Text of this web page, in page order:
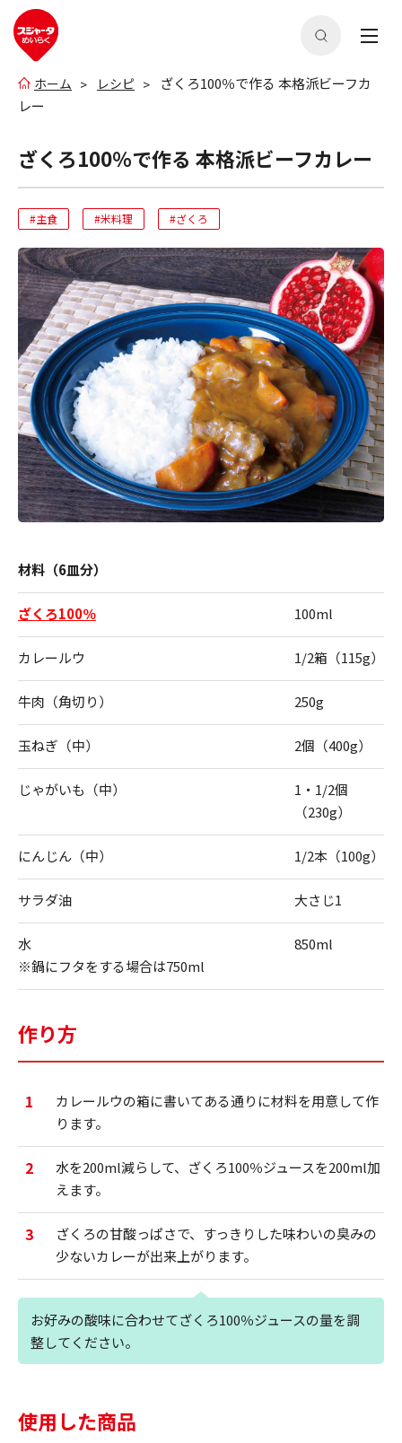
ホーム レシピ
ざくろ100％で作る 本格派ビーフカ
レー
ざくろ100％で作る 本格派ビーフカレー
#主食 #米料理 #ざくろ
材料（6皿分）
ざくろ100％ 100ml
カレールウ 1/2箱（115g）
牛肉（角切り） 250g
玉ねぎ（中） 2個（400g）
じゃがいも（中）
1・1/2個
（230g）
にんじん（中） 1/2本（100g）
サラダ油 大さじ1
水
※鍋にフタをする場合は750ml
850ml
作り方
1
カレールウの箱に書いてある通りに材料を用意して作
ります。
2
水を200ml減らして、ざくろ100％ジュースを200ml加
えます。
3
ざくろの甘酸っぱさで、すっきりした味わいの臭みの
少ないカレーが出来上がります。
お好みの酸味に合わせてざくろ100％ジュースの量を調
整してください。
使用した商品